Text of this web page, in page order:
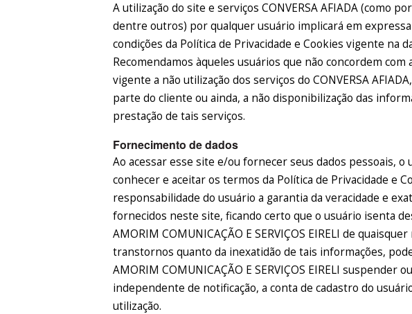
A utilização do site e serviços CONVERSA AFIADA (como
dentre outros) por qualquer usuário implicará em
condições da Política de Privacidade e Cookies vigente na
Recomendamos àqueles usuários que não concordem com
vigente a não utilização dos serviços do CONVERSA
parte do cliente ou ainda, a não disponibilização das
prestação de tais serviços.
Fornecimento de dados
Ao acessar esse site e/ou fornecer seus dados pessoais, o
conhecer e aceitar os termos da Política de Privacidade e
responsabilidade do usuário a garantia da veracidade e
fornecidos neste site, ficando certo que o usuário isenta
AMORIM COMUNICAÇÃO E SERVIÇOS EIRELI de
transtornos quanto da inexatidão de tais informações,
AMORIM COMUNICAÇÃO E SERVIÇOS EIRELI suspender
independente de notificação, a conta de cadastro do
utilização.